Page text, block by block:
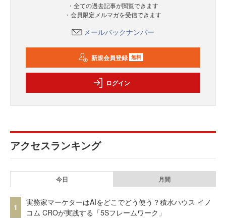
・全ての過去記事が閲覧できます
・会員限定メルマガを受信できます
メールバックナンバー
新規会員登録 無料
ログイン
アクセスランキング
今日 月間
1
実務家マーケターはAIをどこでどう使う？積水ハウス イノ
コム CROが実践する「5Sフレームワーク」